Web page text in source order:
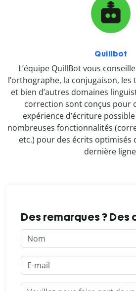
Quillbot
L’équipe QuillBot vous
l’orthographe, la conjugaison, les
et bien d’autres domaines
correction sont conçus pour
expérience d’écriture
nombreuses fonctionnalités
etc.) pour des écrits optimisés
dernière
Des remarques ? Des